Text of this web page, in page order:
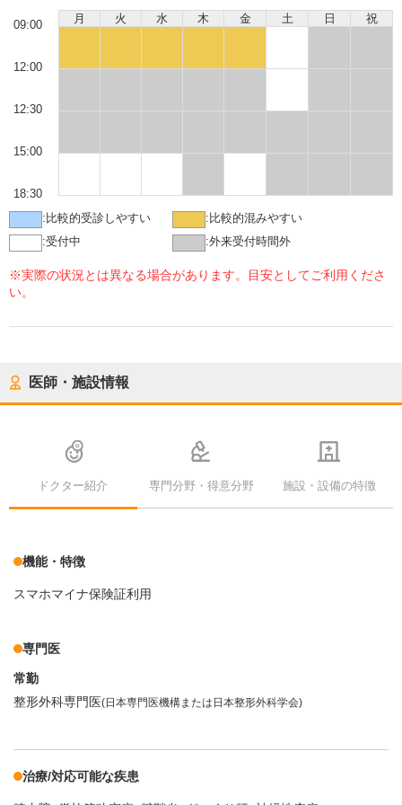
月 火 水 木 金 土 日 祝
09:00
12:00
12:30
15:00
18:30
: 比較的受診しやすい : 比較的混みやすい
:受付中 :外来受付時間外
※実際の状況とは異なる場合があります。目安としてご利用くださ
い。
医師・施設情報
ドクター紹介 専門分野・得意分野 施設・設備の特徴
機能・特徴
スマホマイナ保険証利用
専門医
常勤
整形外科専門医(日本専門医機構または日本整形外科学会)
治療/対応可能な疾患